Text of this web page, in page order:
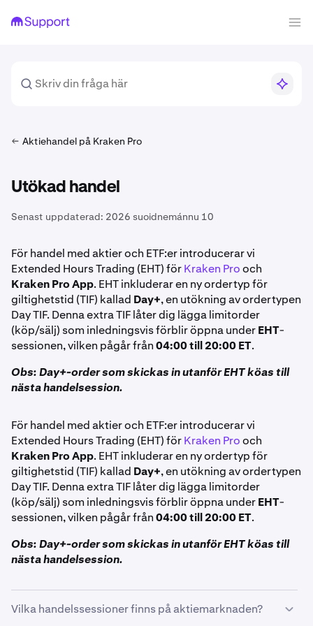
Aktiehandel på Kraken Pro
Utökad handel
Senast uppdaterad: 2026 suoidnemánnu 10
För handel med aktier och ETF:er introducerar vi
Extended Hours Trading (EHT) förKraken Prooch
Kraken Pro App. EHT inkluderar en ny ordertyp för
giltighetstid (TIF) kallad Day+, en utökning av ordertypen
Day TIF. Denna extra TIF låter dig lägga limitorder
(köp/sälj) som inledningsvis förblir öppna underEHT-
sessionen, vilken pågår från04:00 till 20:00 ET.
Obs: Day+-order som skickas in utanför EHT köas till
nästa handelsession.
För handel med aktier och ETF:er introducerar vi
Extended Hours Trading (EHT) förKraken Prooch
Kraken Pro App. EHT inkluderar en ny ordertyp för
giltighetstid (TIF) kallad Day+, en utökning av ordertypen
Day TIF. Denna extra TIF låter dig lägga limitorder
(köp/sälj) som inledningsvis förblir öppna underEHT-
sessionen, vilken pågår från04:00 till 20:00 ET.
Obs: Day+-order som skickas in utanför EHT köas till
nästa handelsession.
Vilka handelssessioner finns på aktiemarknaden?